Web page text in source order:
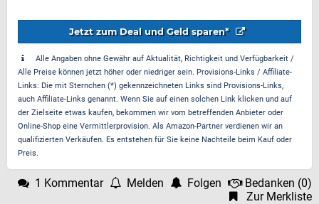
Jetzt zum Deal und Geld sparen*
Alle Angaben ohne Gewähr auf Aktualität, Richtigkeit und Verfügbarkeit /
Alle Preise können jetzt höher oder niedriger sein. Provisions-Links / Affiliate-
Links: Die mit Sternchen (*) gekennzeichneten Links sind Provisions-Links,
auch Affiliate-Links genannt. Wenn Sie auf einen solchen Link klicken und auf
der Zielseite etwas kaufen, bekommen wir vom betreffenden Anbieter oder
Online-Shop eine Vermittlerprovision. Als Amazon-Partner verdienen wir an
qualifizierten Verkäufen. Es entstehen für Sie keine Nachteile beim Kauf oder
Preis.
1 Kommentar Melden Folgen Bedanken (0)
Zur Merkliste